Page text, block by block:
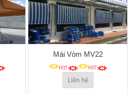
Mái Vòm MV22
Liên hệ